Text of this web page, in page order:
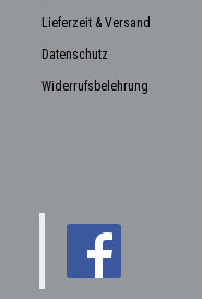
Lieferzeit & Versand
Datenschutz
Widerrufsbelehrung